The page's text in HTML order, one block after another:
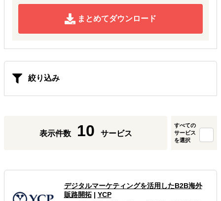
まとめてダウンロード
絞り込み
表示件数 10 サービス
すべての
サービス
を選択
デジタルマーケティングを活用したB2B海外
販路開拓| YCP